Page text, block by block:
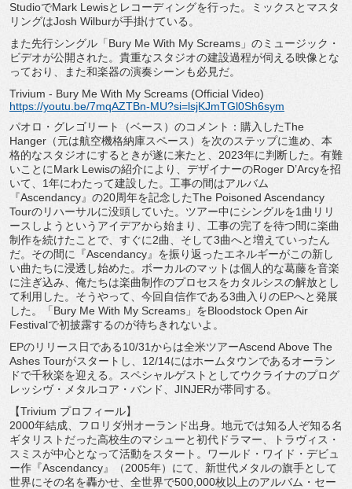
StudioでMark Lewisとレコーディングを行った。
ミックスとマスタ
リングはJosh Wilburが手掛けている。
また先行シングル「Bury Me With My Screams」のミュージック・
ビデオが公開された。 貴重なスタジオの建設過程が伺える映像とな
っており、
また和楽器の演奏シーンも必見だ。
Trivium - Bury Me With My Screams (Official Video)
https://youtu.be/7mqAZTBn-MU?si=lsjKJmTGl0Sh6sym
パオロ・グレゴリート（ベース）のコメント：購入したThe
Hanger（元は航空機格納庫スペース） を次のステップに進め、 本
格的なスタジオにするときが遂に来たと、 2023年に判断した。有難
いことにMark Lewisの紹介により、デザイナーのRoger D’Arcyを招
いて、1年にわたって建設した。 工事の間はアルバム
『Ascendancy』 の20周年を記念したThe Poisoned Ascendancy
Tourのリハーサルに没頭していた。 ツアー中にシングルを1曲リリ
ースしようというアイデアから始ま り、工事の完了を待つ間に楽曲
制作を続けたことで、すぐに2曲、 そして3曲へと増えていったん
だ。その間に『Ascendancy』 を振り返ったエネルギーがこの新し
い曲たちに浸透し始めた。 ボーカルのマットは個人的な葛藤を音楽
に注ぎ込み、 俺たちは楽曲制作のプロセスをカタルシスの解放とし
て利用した。 そうやって、今回自信作である3曲入りのEPへと発展
した。「Bury Me With My Screams」をBloodstock Open Air
Festivalで初披露するのが待ちきれないよ。
EPのリリース日である10/31からは全米ツアーAscend Above The
Ashes Tourがスタートし、12/14にはホームタウンであるオーラン
ドで千秋楽を迎える。
スペシャルゲストとしてウクライナのプログ
レッシヴ・ メタルコア・バンド、JINJERが帯同する。
【Trivium プロフィール】
2000年結成、フロリダ州オーランド出身。 地元では知る人ぞ知る名
ギタリストだった高校生のマシューと初代 ドラマー、トラヴィス・
スミスが中心となって活動をスタート。 ワールド・ワイド・デビュ
ー作『Ascendancy』（2005年）にて、 新世代メタルの旗手として
世界にその名を轟かせ、 全世界で500,000枚以上のアルバム・セー